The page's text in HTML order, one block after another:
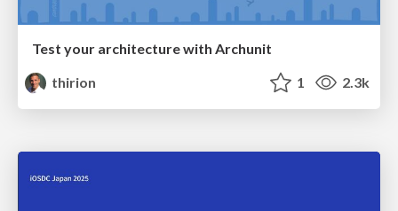
Test your architecture with Archunit
thirion
1 2.3k